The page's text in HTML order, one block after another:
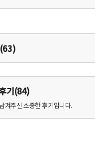
기(84)
겨주신 소중한 후기입니다.